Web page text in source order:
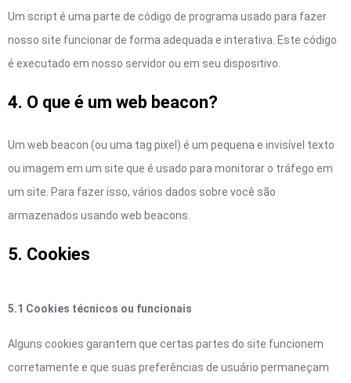
Um script é uma parte de código de programa usado para fazer
nosso site funcionar de forma adequada e interativa. Este código
é executado em nosso servidor ou em seu dispositivo.
4. O que é um web beacon?
Um web beacon (ou uma tag pixel) é um pequena e invisível texto
ou imagem em um site que é usado para monitorar o tráfego em
um site. Para fazer isso, vários dados sobre você são
armazenados usando web beacons.
5. Cookies
5.1 Cookies técnicos ou funcionais
Alguns cookies garantem que certas partes do site funcionem
corretamente e que suas preferências de usuário permaneçam